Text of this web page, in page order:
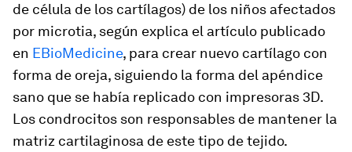
de célula de los cartílagos) de los niños afectados
por microtia, según explica el artículo publicado
en EBioMedicine, para crear nuevo cartílago con
forma de oreja, siguiendo la forma del apéndice
sano que se había replicado con impresoras 3D.
Los condrocitos son responsables de mantener la
matriz cartilaginosa de este tipo de tejido.